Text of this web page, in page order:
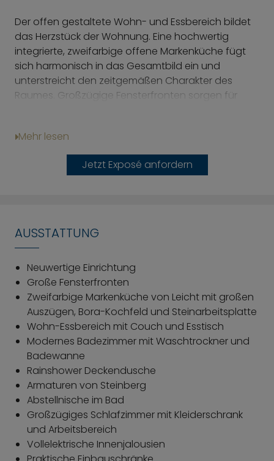
Der offen gestaltete Wohn- und Essbereich bildet
das Herzstück der Wohnung. Eine hochwertig
integrierte, zweifarbige offene Markenküche fügt
sich harmonisch in das Gesamtbild ein und
unterstreicht den zeitgemäßen Charakter des
Raumes. Großzügige Fensterfronten sorgen für
Im Schlafzimmer setzt sich das angenehme
Raumgefühl fort. Großzügige Stellflächen bieten
gefliester Optik. Neben einer Badewanne steht ein
Waschtrockner zur Verfügung, wodurch
Funktionalität und Komfort ideal kombiniert werden.
Wohnung 725.000 € + TG-Stellplatz (Duplex oben)
25.000 € = 750.000 €
Mehr lesen
Jetzt Exposé anfordern
AUSSTATTUNG
Neuwertige Einrichtung
Große Fensterfronten
Zweifarbige Markenküche von Leicht mit großen
Auszügen, Bora-Kochfeld und Steinarbeitsplatte
Wohn-Essbereich mit Couch und Esstisch
Modernes Badezimmer mit Waschtrockner und
Badewanne
Rainshower Deckendusche
Armaturen von Steinberg
Abstellnische im Bad
Großzügiges Schlafzimmer mit Kleiderschrank
und Arbeitsbereich
Vollelektrische Innenjalousien